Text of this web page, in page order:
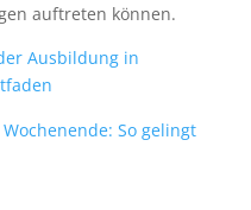
auftreten können.
Ausbildung in
So gelingt